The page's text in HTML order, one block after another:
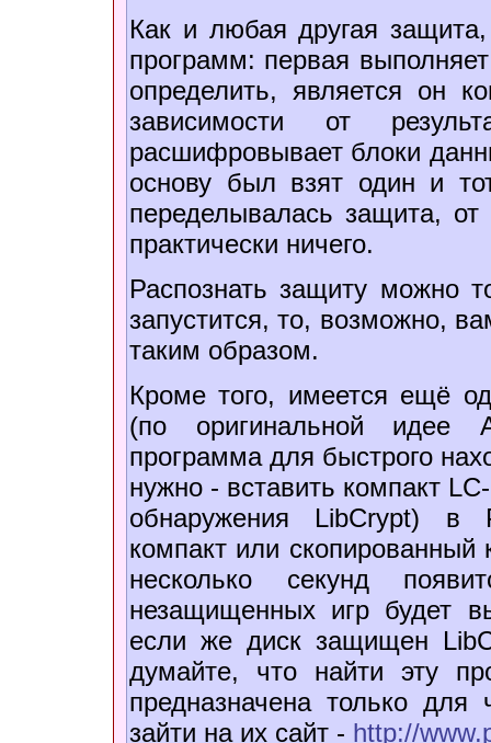
Как и любая другая
программ: первая
определить, является он
зависимости от
расшифровывает блоки
основу был взят один и
переделывалась защита,
практически ничего.
Распознать защиту можно
запустится, то, возможно,
таким образом.
Кроме того, имеется ещё
(по оригинальной идее
программа для быстрого
нужно - вставить компакт
обнаружения LibCrypt) в
компакт или
несколько секунд
незащищенных игр будет
если же диск защищен
думайте, что найти эту
предназначена только
зайти на их сайт - http://